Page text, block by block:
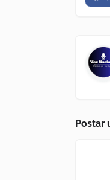
Postar